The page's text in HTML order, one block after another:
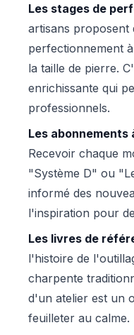
Les stages de
artisans proposent
perfectionnement
la taille de pierre.
enrichissante qui
professionnels.
Les abonnements
Recevoir chaque
"Système D" ou
informé des
l'inspiration pour
Les livres de
l'histoire de
charpente
d'un atelier est un
feuilleter au calme.